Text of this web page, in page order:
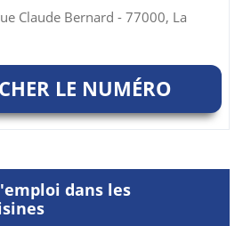
Claude Bernard - 77000, La
LE NUMÉRO
dans les